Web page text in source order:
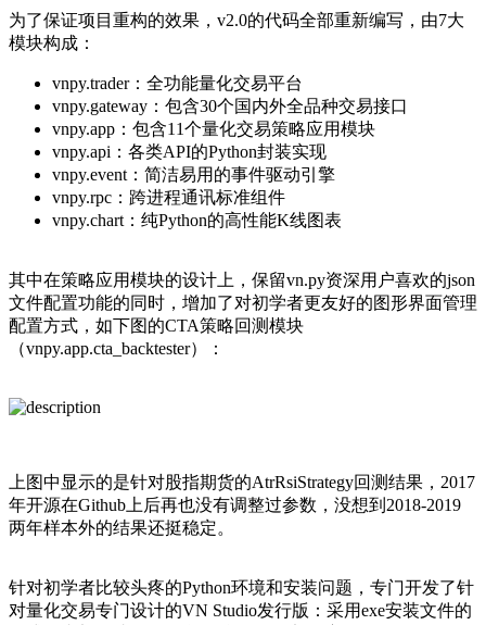
为了保证项目重构的效果，v2.0的代码全部重新编写，由7大
模块构成：
vnpy.trader：全功能量化交易平台
vnpy.gateway：包含30个国内外全品种交易接口
vnpy.app：包含11个量化交易策略应用模块
vnpy.api：各类API的Python封装实现
vnpy.event：简洁易用的事件驱动引擎
vnpy.rpc：跨进程通讯标准组件
vnpy.chart：纯Python的高性能K线图表
其中在策略应用模块的设计上，保留vn.py资深用户喜欢的json
文件配置功能的同时，增加了对初学者更友好的图形界面管理
配置方式，如下图的CTA策略回测模块
（vnpy.app.cta_backtester）：
上图中显示的是针对股指期货的AtrRsiStrategy回测结果，2017
年开源在Github上后再也没有调整过参数，没想到2018-2019
两年样本外的结果还挺稳定。
针对初学者比较头疼的Python环境和安装问题，专门开发了针
对量化交易专门设计的VN Studio发行版：采用exe安装文件的